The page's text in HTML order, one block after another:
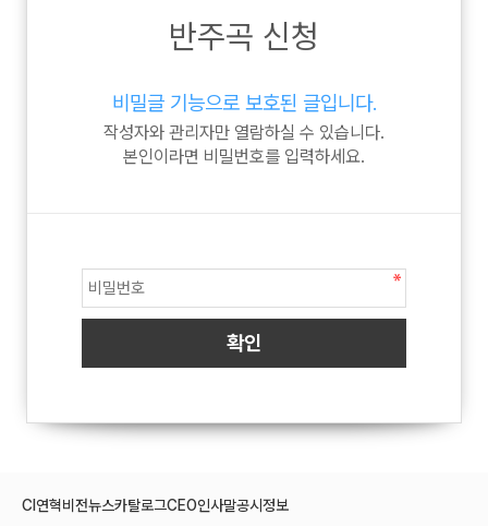
반주곡 신청
비밀글 기능으로 보호된 글입니다.
작성자와 관리자만 열람하실 수 있습니다.
본인이라면 비밀번호를 입력하세요.
CI 연혁비전뉴스카탈로그CEO인사말공시정보